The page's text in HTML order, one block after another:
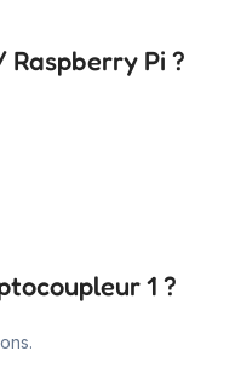
Pi ?
1 ?